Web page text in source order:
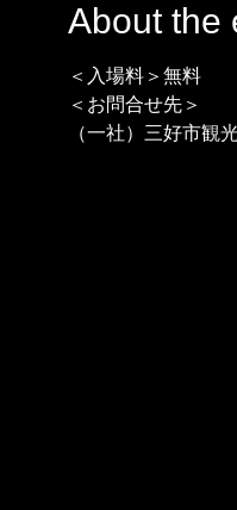
About the
＜入場料＞無料
＜お問合せ先＞
（一社）三好市観